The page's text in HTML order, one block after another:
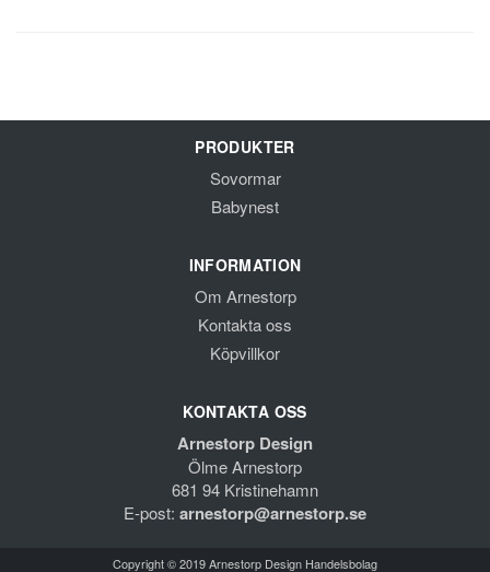
PRODUKTER
Sovormar
Babynest
INFORMATION
Om Arnestorp
Kontakta oss
Köpvillkor
KONTAKTA OSS
Arnestorp Design
Ölme Arnestorp
681 94 Kristinehamn
E-post: arnestorp@arnestorp.se
Copyright © 2019 Arnestorp Design Handelsbolag